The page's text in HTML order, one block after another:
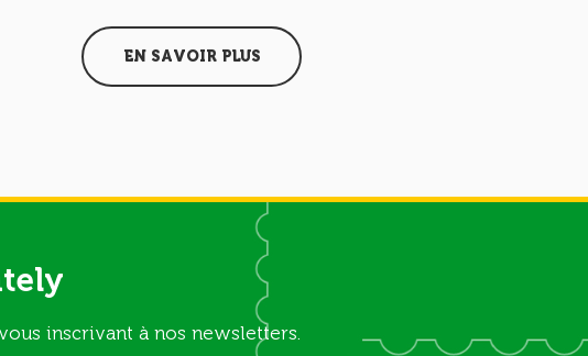
EN SAVOIR PLUS
inscrivant à nos newsletters.